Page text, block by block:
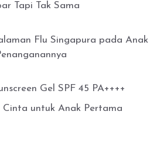
Tapi Tak Sama
Flu Singapura pada Anak
Gel SPF 45 PA++++
Cinta untuk Anak Pertama